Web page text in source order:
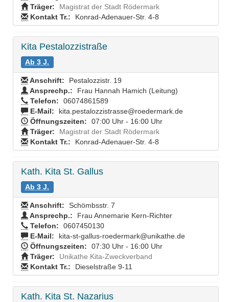
Träger:
Magistrat der Stadt Rödermark
Kontakt Tr.:
Konrad-Adenauer-Str. 4-8
Kita Pestalozzistraße
Ab 3 J.
Anschrift:
Pestalozzistr. 19
Ansprechp.:
Frau Hannah Hamich (Leitung)
Telefon:
06074861589
E-Mail:
kita.pestalozzistrasse@roedermark.de
Öffnungszeiten:
07:00 Uhr - 16:00 Uhr
Träger:
Magistrat der Stadt Rödermark
Kontakt Tr.:
Konrad-Adenauer-Str. 4-8
Kath. Kita St. Gallus
Ab 3 J.
Anschrift:
Schömbsstr. 7
Ansprechp.:
Frau Annemarie Kern-Richter
Telefon:
0607450130
E-Mail:
kita-st-gallus-roedermark@unikathe.de
Öffnungszeiten:
07:30 Uhr - 16:00 Uhr
Träger:
Unikathe Kita-Zweckverband
Kontakt Tr.:
Dieselstraße 9-11
Kath. Kita St. Nazarius